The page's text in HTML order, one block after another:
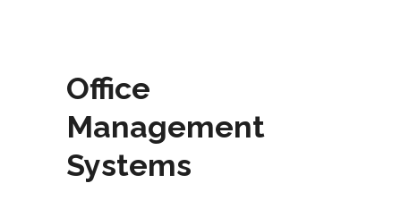
Office
Management
Systems